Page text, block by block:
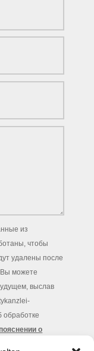
из
чтобы
удалены после
можете
выслав
пояснении о